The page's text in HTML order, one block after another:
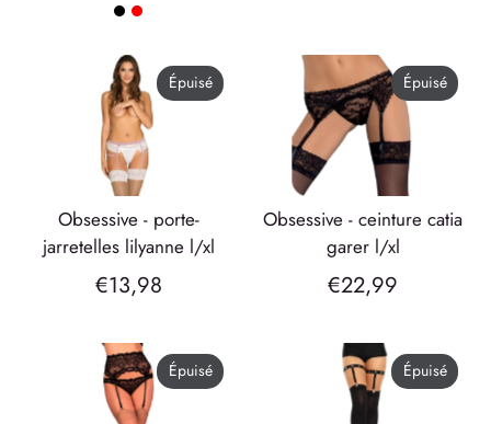
obsessive - porte-
jarretelles lilyanne l/xl
€13,98
Épuisé
obsessive - ceinture catia
garer l/xl
€22,99
Épuisé
Épuisé Épuisé